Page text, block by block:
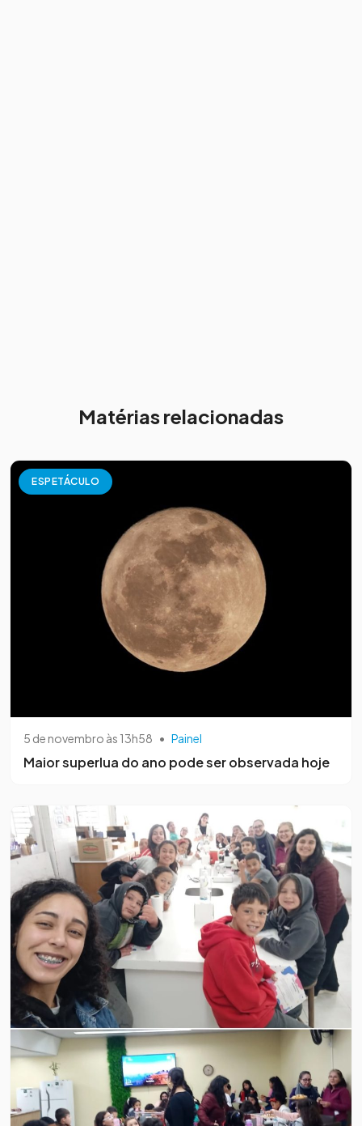
Matérias relacionadas
ESPETÁCULO
5 de novembro às 13h58 • Painel
Maior superlua do ano pode ser observada hoje